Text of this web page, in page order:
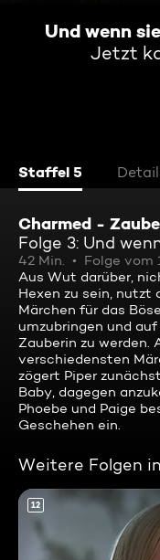
Und wenn
Jetzt
Staffel 5
Charmed -
Folge 3: Und
42 Min. Folge vom
Aus Wut darüber,
Hexen zu sein, nutzt
Märchen für das
umzubringen und
Zauberin zu werden.
verschiedensten
zögert Piper
Baby, dagegen
Phoebe und Paige
Geschehen ein.
Weitere Folgen
12